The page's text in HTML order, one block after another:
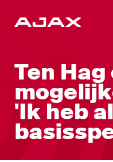
Ten Hag
'Ik heb